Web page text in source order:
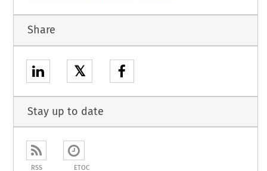
Share
𝕏
Stay up to date
RSS ETOC